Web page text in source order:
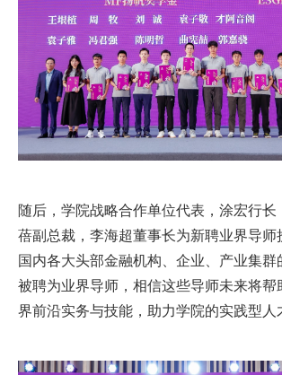
随后，学院战略合作单位代表，涂宏行长
蓓副总裁，李海超董事长为新聘业界导师
国内各大头部金融机构、企业、产业集群
被聘为业界导师，相信这些导师未来将帮
界前沿实务与技能，助力学院的实践型人